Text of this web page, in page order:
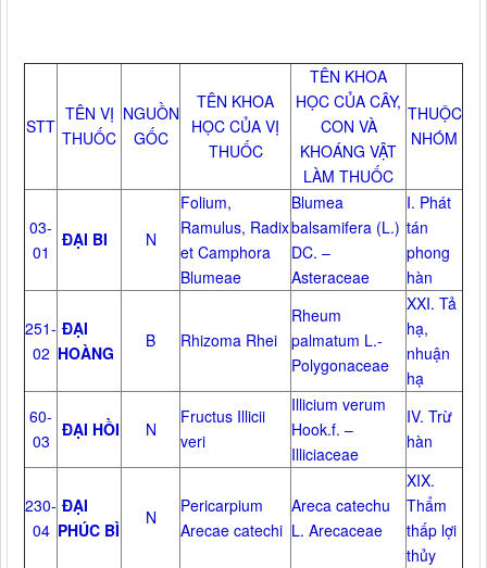
STT
TÊN VỊ
THUỐC
NGUỒN
GỐC
TÊN KHOA
HỌC CỦA VỊ
THUỐC
TÊN KHOA
HỌC CỦA CÂY,
CON VÀ
KHOÁNG VẬT
LÀM THUỐC
THUỘC
NHÓM
03-
01
ĐẠI BI N
Folium,
Ramulus, Radix
et Camphora
Blumeae
Blumea
balsamifera (L.)
DC. –
Asteraceae
I. Phát
tán
phong
hàn
251-
02
ĐẠI
HOÀNG
B Rhizoma Rhei
Rheum
palmatum L.-
Polygonaceae
XXI. Tả
hạ,
nhuận
hạ
60-
03
ĐẠI HỒI N
Fructus Illicii
veri
Illicium verum
Hook.f. –
Illiciaceae
IV. Trừ
hàn
230-
04
ĐẠI
PHÚC BÌ
N
Pericarpium
Arecae catechi
Areca catechu
L. Arecaceae
XIX.
Thẩm
thấp lợi
thủy